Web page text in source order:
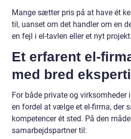
Mange sætter pris på at have ét
til, uanset om det handler om en
en fejl i el-tavlen eller et nyt projekt.
Et erfarent el-
med bred
For både private og
en fordel at vælge et el-firma, der
kompetencer ét sted. På den
samarbejdspartner til: